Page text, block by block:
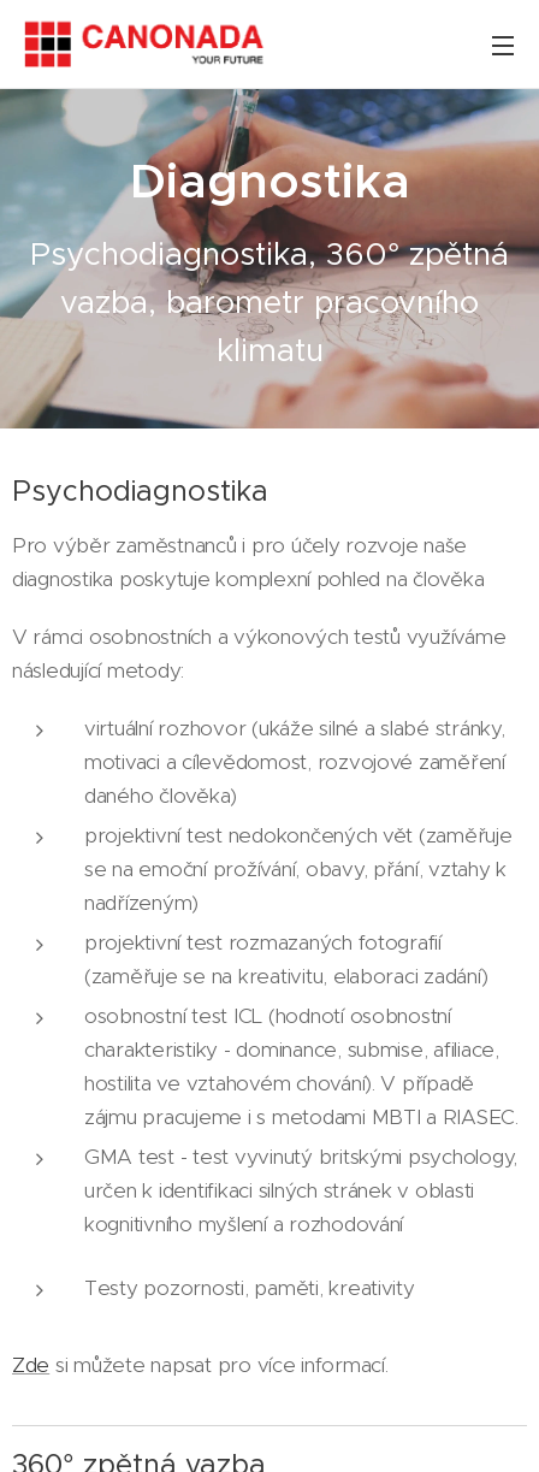
Diagnostika
Psychodiagnostika, 360° zpětná
vazba, barometr pracovního
klimatu
Psychodiagnostika
Pro výběr zaměstnanců i pro účely rozvoje naše
diagnostika poskytuje komplexní pohled na člověka
V rámci osobnostních a výkonových testů využíváme
následující metody:
virtuální rozhovor (ukáže silné a slabé stránky,
motivaci a cílevědomost, rozvojové zaměření
daného člověka)
projektivní test nedokončených vět (zaměřuje
se na emoční prožívání, obavy, přání, vztahy k
nadřízeným)
projektivní test rozmazaných fotografií
(zaměřuje se na kreativitu, elaboraci zadání)
osobnostní test ICL (hodnotí osobnostní
charakteristiky - dominance, submise, afiliace,
hostilita ve vztahovém chování). V případě
zájmu pracujeme i s metodami MBTI a RIASEC.
GMA test - test vyvinutý britskými psychology,
určen k identifikaci silných stránek v oblasti
kognitivního myšlení a rozhodování
Testy pozornosti, paměti, kreativity
Zde si můžete napsat pro více informací.
360° zpětná vazba